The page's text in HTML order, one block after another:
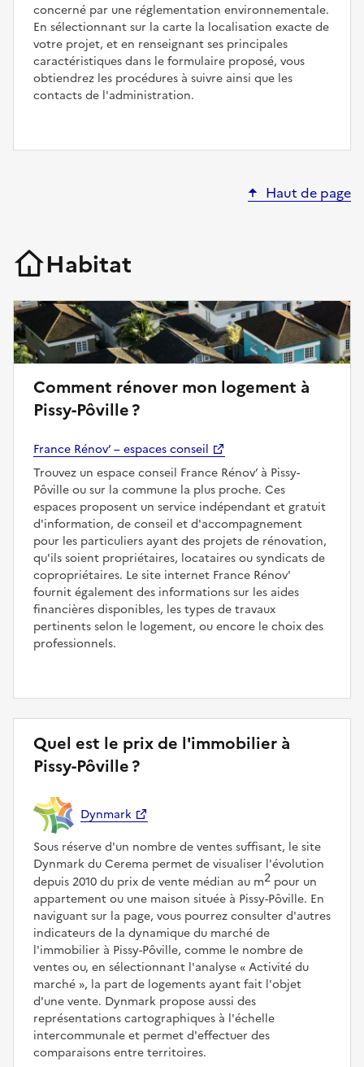
concerné par une réglementation environnementale.
En sélectionnant sur la carte la localisation exacte de
votre projet, et en renseignant ses principales
caractéristiques dans le formulaire proposé, vous
obtiendrez les procédures à suivre ainsi que les
contacts de l'administration.
Haut de page
Habitat
Comment rénover mon logement à
Pissy-Pôville ?
France Rénov’ – espaces conseil
Trouvez un espace conseil France Rénov’ à Pissy-
Pôville ou sur la commune la plus proche. Ces
espaces proposent un service indépendant et gratuit
d'information, de conseil et d'accompagnement
pour les particuliers ayant des projets de rénovation,
qu'ils soient propriétaires, locataires ou syndicats de
copropriétaires. Le site internet France Rénov'
fournit également des informations sur les aides
financières disponibles, les types de travaux
pertinents selon le logement, ou encore le choix des
professionnels.
Quel est le prix de l'immobilier à
Pissy-Pôville ?
Dynmark
Sous réserve d'un nombre de ventes suffisant, le site
Dynmark du Cerema permet de visualiser l'évolution
depuis 2010 du prix de vente médian au m2 pour un
appartement ou une maison située à Pissy-Pôville. En
naviguant sur la page, vous pourrez consulter d'autres
indicateurs de la dynamique du marché de
l'immobilier à Pissy-Pôville, comme le nombre de
ventes ou, en sélectionnant l'analyse
Activité du
marché , la part de logements ayant fait l'objet
d'une vente. Dynmark propose aussi des
représentations cartographiques à l'échelle
intercommunale et permet d'effectuer des
comparaisons entre territoires.